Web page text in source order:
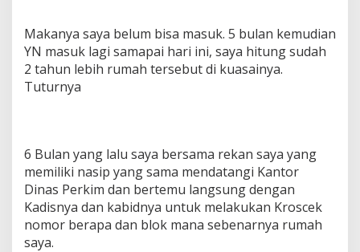
Makanya saya belum bisa masuk. 5 bulan kemudian
YN masuk lagi samapai hari ini, saya hitung sudah
2 tahun lebih rumah tersebut di kuasainya.
Tuturnya
6 Bulan yang lalu saya bersama rekan saya yang
memiliki nasip yang sama mendatangi Kantor
Dinas Perkim dan bertemu langsung dengan
Kadisnya dan kabidnya untuk melakukan Kroscek
nomor berapa dan blok mana sebenarnya rumah
saya.